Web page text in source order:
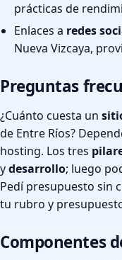
prácticas de
Enlaces a redes
Nueva Vizcaya,
Preguntas
¿Cuánto cuesta un
de Entre Ríos?
hosting. Los tres
ydesarrollo; luego
Pedí presupuesto sin
tu rubro y
Componentes